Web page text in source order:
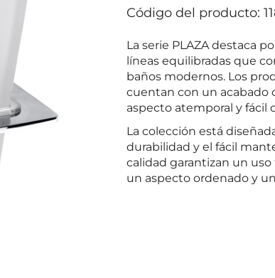
Código del producto:
La serie PLAZA destaca
líneas equilibradas que
baños modernos. Los
cuentan con un acabado
aspecto atemporal y fácil
La colección está
durabilidad y el fácil
calidad garantizan un
un aspecto ordenado y